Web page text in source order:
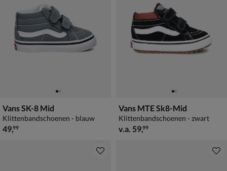
Vans SK-8 Mid
Klittenbandschoenen - blauw
€ 49,99
49,99
Vans MTE Sk8-Mid
Klittenbandschoenen - zwart
vanaf € 59,99
v.a. 59,99